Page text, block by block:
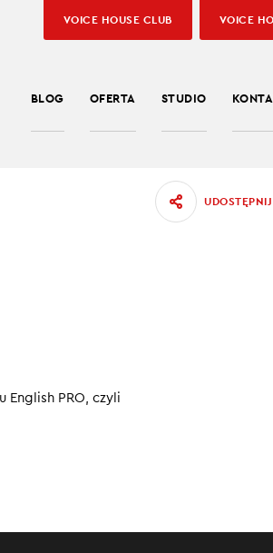
BLOG OFERTA STUDIO
VOICE HOUSE CLUB VOICE
gun”, które oznacza
UDOSTĘPNIJ
English PRO, czyli